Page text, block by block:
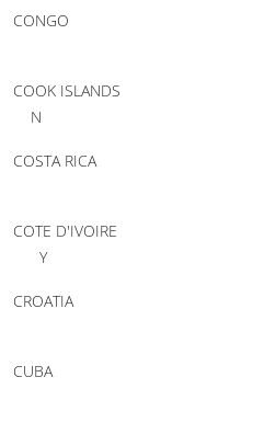
CONGO
COOK
N
COSTA RICA
COTE
Y
CROATIA
CUBA